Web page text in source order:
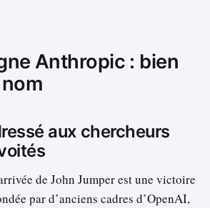
Anthropic : bien
aux chercheurs
de John Jumper est une victoire
par d’anciens cadres d’OpenAI,